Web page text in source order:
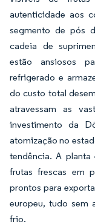
autenticidade aos
segmento de pós
cadeia de
estão ansiosos
refrigerado e
do custo total
atravessam as
investimento da
atomização no
tendência. A
frutas frescas em
prontos para
europeu, tudo sem
frio.